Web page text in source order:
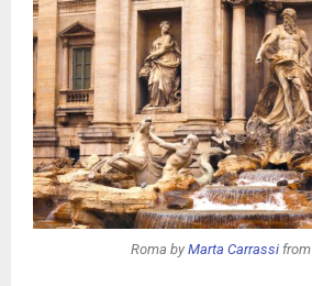
Roma by Marta Carrassifrom